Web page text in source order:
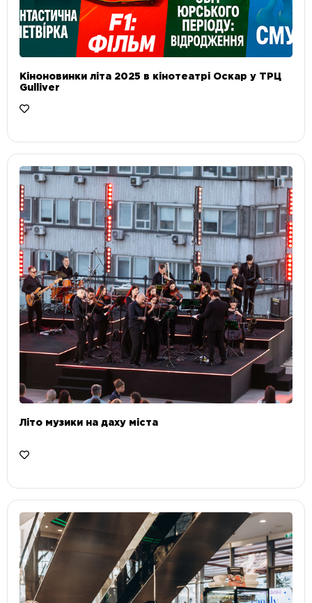
Кіноновинки літа 2025 в кінотеатрі Оскар у ТРЦ
Gulliver
Літо музики на даху міста